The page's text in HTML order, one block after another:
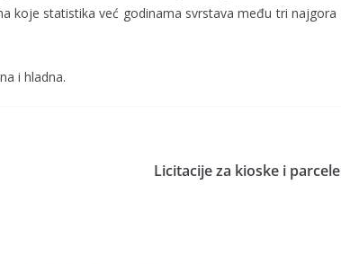
koje statistika već godinama svrstava među tri najgora
i hladna.
Licitacije za kioske i parcele